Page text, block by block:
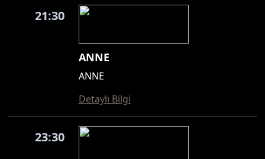
21:30
ANNE
ANNE
Detaylı Bilgi
23:30